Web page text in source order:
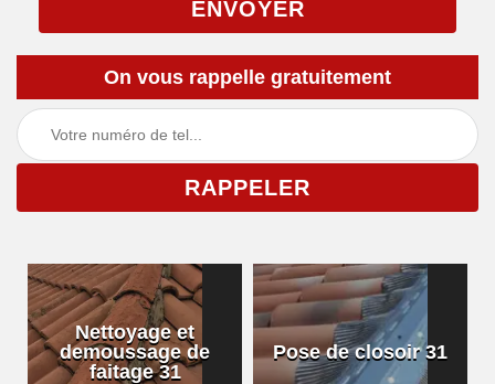
On vous rappelle gratuitement
Nettoyage et
demoussage de
faitage 31
Pose de closoir 31